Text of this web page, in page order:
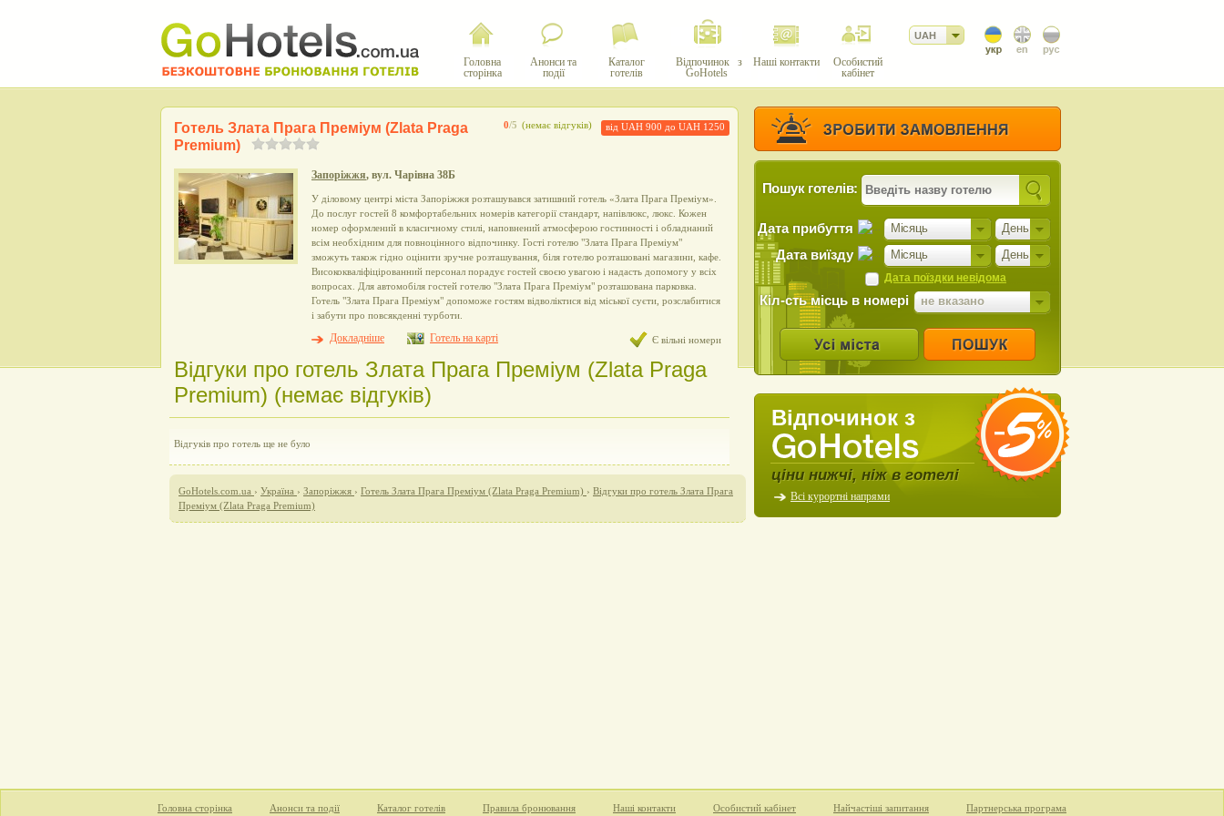
Головна
сторінка
Анонси та
події
Каталог
готелів
Відпочинок з
GoHotels
Наші контакти
Особистий
кабінет
UAH
0/5 (немає відгуків) від UAH 900 до UAH 1250
Готель Злата Прага Преміум (Zlata Praga
Premium)
Запоріжжя, вул. Чарівна 38Б
У діловому центрі міста Запоріжжя розташувався затишний готель «Злата Прага Преміум».
До послуг гостей 8 комфортабельних номерів категорії стандарт, напівлюкс, люкс. Кожен
номер оформлений в класичному стилі, наповнений атмосферою гостинності і обладнаний
всім необхідним для повноцінного відпочинку. Гості готелю "Злата Прага Преміум"
зможуть також гідно оцінити зручне розташування, біля готелю розташовані магазини, кафе.
Висококваліфіцірованний персонал порадує гостей своєю увагою і надасть допомогу у всіх
вопросах. Для автомобіля гостей готелю "Злата Прага Преміум" розташована парковка.
Готель "Злата Прага Преміум" допоможе гостям відволіктися від міської суєти, розслабитися
і забути про повсякденні турботи.
Докладніше Готель на карті Є вільні номери
Відгуки про готель Злата Прага Преміум (Zlata Praga
Premium) (немає відгуків)
Відгуків про готель ще не було
GoHotels.com.ua › Україна › Запоріжжя › Готель Злата Прага Преміум (Zlata Praga Premium) › Відгуки про готель Злата Прага
Преміум (Zlata Praga Premium)
Пошук готелів:
Місяць День
Дата прибуття
Місяць День
Дата виїзду
Дата поїздки невідома
Кіл-сть місць в номері не вказано
Відпочинок з
ціни нижчі, ніж в готелі
Всі курортні напрями
Головна сторінка Анонси та події Каталог готелів Правила бронювання Наші контакти Особистий кабінет Найчастіші запитання Партнерська програма